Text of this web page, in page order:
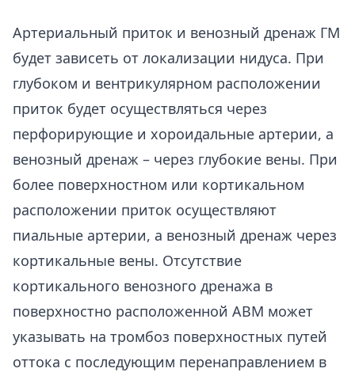
Артериальный приток и венозный дренаж ГМ
будет зависеть от локализации нидуса. При
глубоком и вентрикулярном расположении
приток будет осуществляться через
перфорирующие и хороидальные артерии, а
венозный дренаж – через глубокие вены. При
более поверхностном или кортикальном
расположении приток осуществляют
пиальные артерии, а венозный дренаж через
кортикальные вены. Отсутствие
кортикального венозного дренажа в
поверхностно расположенной АВМ может
указывать на тромбоз поверхностных путей
оттока с последующим перенаправлением в